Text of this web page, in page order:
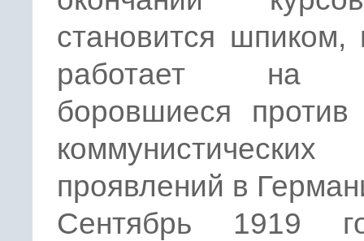
становится шпиком,
работает на
боровшиеся
коммунистических
проявлений в
Сентябрь 1919